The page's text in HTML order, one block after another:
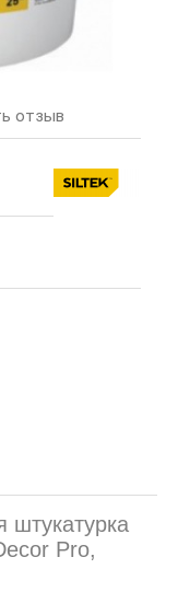
отзыв
штукатурка
Pro,